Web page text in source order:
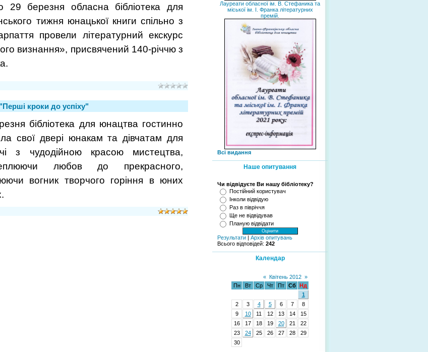
29 березня обласна бібліотека для
тижня юнацької книги спільно з
провели літературний екскурс
визнання», присвячений 140-річчю з
кроки до успіху"
бібліотека для юнацтва гостинно
свої двері юнакам та дівчатам для
з чудодійною красою мистецтва,
любов до прекрасного,
вогник творчого горіння в юних
Лауреати обласної ім. В. Стефаника та
міської ім. І. Франка літературних
премій.
Всі видання
Наше опитування
Чи відвідуєте Ви нашу бібліотеку?
Постійний користувач
Інколи відвідую
Раз в півріччя
Ще не відвідував
Планую відвідати
Результати | Архів опитувань
Всього відповідей: 242
Календар
« Квітень 2012 »
Пн
Вт Ср Чт Пт Сб Нд
1
2
3 4 5 6 7
8
9
10 11 12 13 14
15
16
17 18 19 20 21
22
23
24 25 26 27 28
29
30